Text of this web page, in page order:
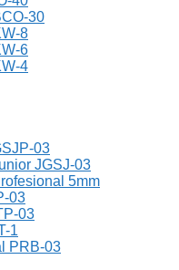
30
8
6
4
03
JGSJ-03
5mm
03
03
1
PRB-03